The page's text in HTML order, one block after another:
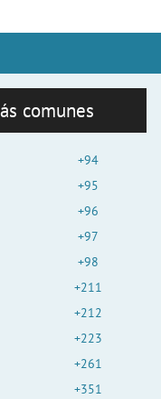
comunes
+94
+95
+96
+97
+98
+211
+212
+223
+261
+351